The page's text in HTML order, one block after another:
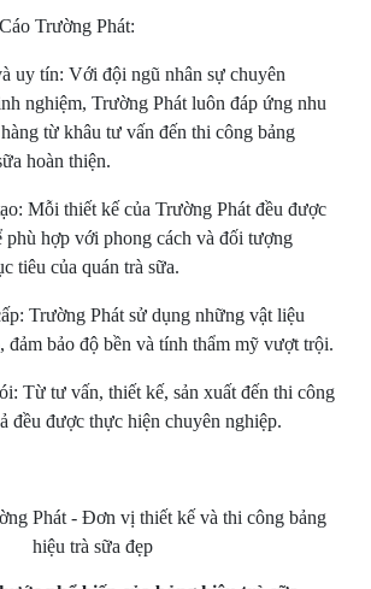
Trường Phát:
uy tín: Với đội ngũ nhân sự chuyên
nghiệm, Trường Phát luôn đáp ứng nhu
từ khâu tư vấn đến thi công bảng
hoàn thiện.
Mỗi thiết kế của Trường Phát đều được
phù hợp với phong cách và đối tượng
tiêu của quán trà sữa.
Trường Phát sử dụng những vật liệu
đảm bảo độ bền và tính thẩm mỹ vượt trội.
Từ tư vấn, thiết kế, sản xuất đến thi công
đều được thực hiện chuyên nghiệp.